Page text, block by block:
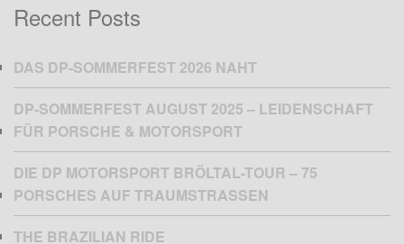
Recent Posts
DAS DP-SOMMERFEST 2026 NAHT
DP-SOMMERFEST AUGUST 2025 – LEIDENSCHAFT
FÜR PORSCHE & MOTORSPORT
DIE DP MOTORSPORT BRÖLTAL-TOUR – 75
PORSCHES AUF TRAUMSTRASSEN
THE BRAZILIAN RIDE